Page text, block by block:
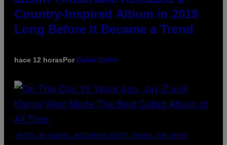
Country-Inspired Album in 2018
Long Before It Became a Trend
hace 12 horasPorCaleb Catlin
(PHOTO BY DANIEL BOCZARSKI/GETTY IMAGES FOR VEVO)